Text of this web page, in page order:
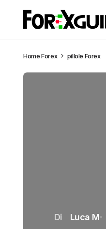
HomeForex pillole Forex
Di Luca M